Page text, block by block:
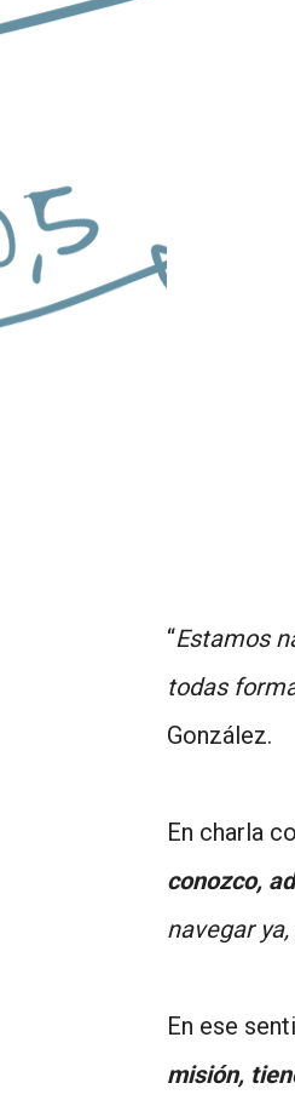
“Estamos
todas
González.
En charla
conozco,
navegar
En ese
misión,